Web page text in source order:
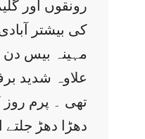
رونقوں اور
کی بیشتر
مہینہ بیس دن
علاوہ شدید
تھی ۔ پرم
دھڑا دھڑ